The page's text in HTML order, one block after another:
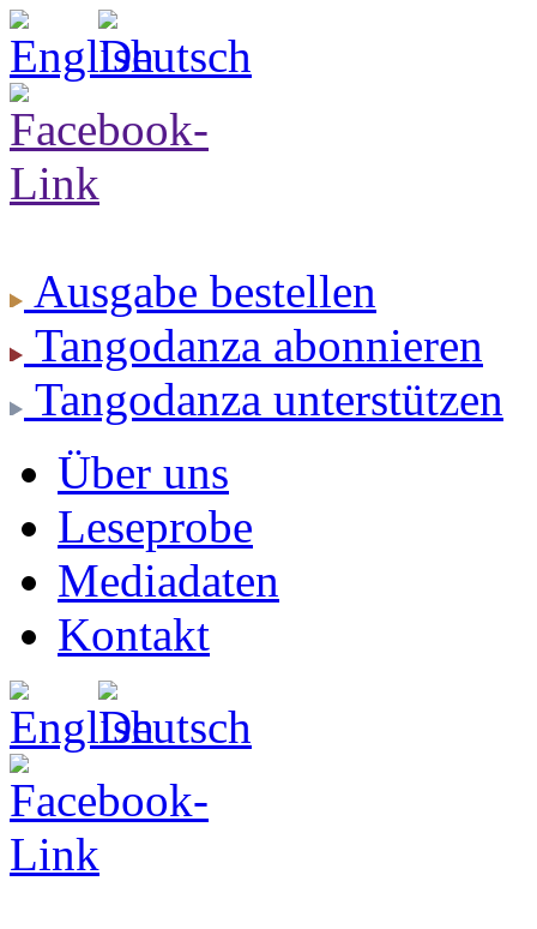
Ausgabe bestellen
Tangodanza abonnieren
Tangodanza unterstützen
Über uns
Leseprobe
Mediadaten
Kontakt